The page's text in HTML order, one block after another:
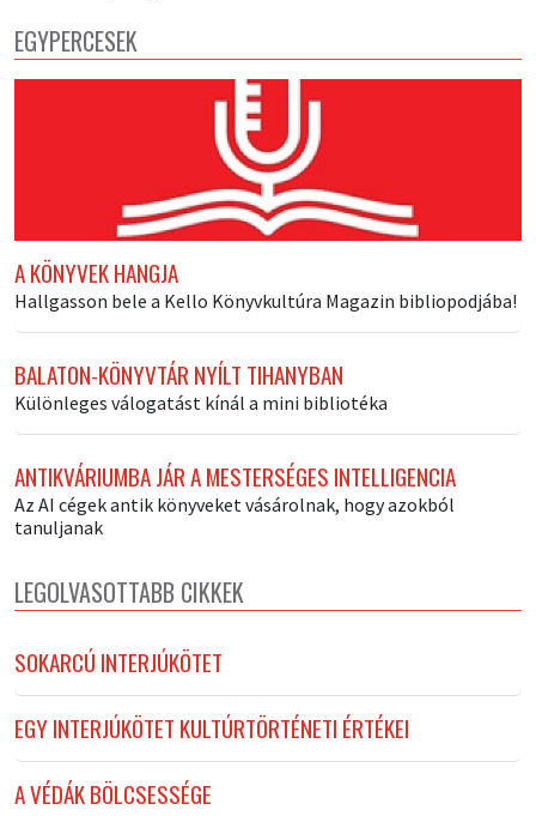
EGYPERCESEK
A KÖNYVEK HANGJA
Hallgasson bele a Kello Könyvkultúra Magazin bibliopodjába!
BALATON-KÖNYVTÁR NYÍLT TIHANYBAN
Különleges válogatást kínál a mini bibliotéka
ANTIKVÁRIUMBA JÁR A MESTERSÉGES INTELLIGENCIA
Az AI cégek antik könyveket vásárolnak, hogy azokból
tanuljanak
LEGOLVASOTTABB CIKKEK
SOKARCÚ INTERJÚKÖTET
EGY INTERJÚKÖTET KULTÚRTÖRTÉNETI ÉRTÉKEI
A VÉDÁK BÖLCSESSÉGE